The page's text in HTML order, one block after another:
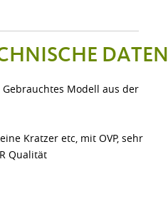
DATEN
Gebrauchtes Modell aus der
Kratzer etc, mit OVP, sehr
Qualität